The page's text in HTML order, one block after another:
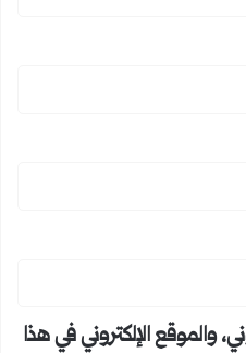
والموقع الإلكتروني في هذا